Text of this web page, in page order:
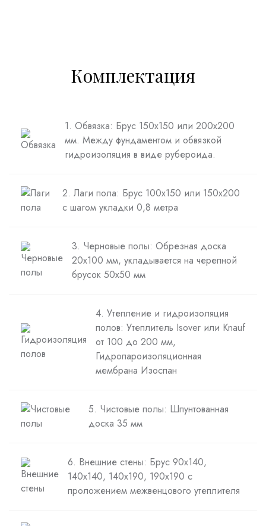
Комплектация
1. Обвязка: Брус 150х150 или 200х200
мм. Между фундаментом и обвязкой
гидроизоляция в виде рубероида.
2. Лаги пола: Брус 100х150 или 150х200
с шагом укладки 0,8 метра
3. Черновые полы: Обрезная доска
20х100 мм, укладывается на черепной
брусок 50х50 мм
4. Утепление и гидроизоляция
полов: Утеплитель Isover или Knauf
от 100 до 200 мм,
Гидропароизоляционная
мембрана Изоспан
5. Чистовые полы: Шпунтованная
доска 35 мм
6. Внешние стены: Брус 90х140,
140х140, 140х190, 190х190 с
проложением межвенцового утеплителя